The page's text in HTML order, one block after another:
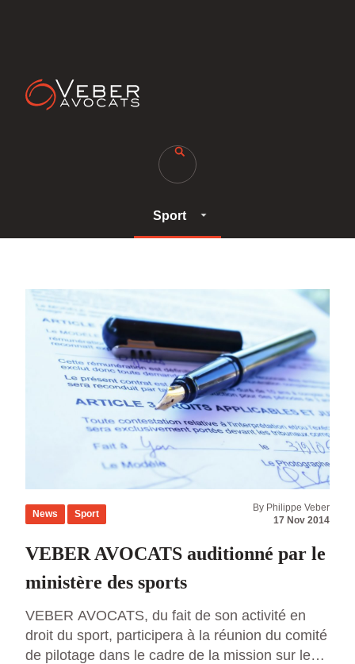
Sport
News Sport
By Philippe Veber
17 Nov 2014
VEBER AVOCATS auditionné par le
ministère des sports
VEBER AVOCATS, du fait de son activité en
droit du sport, participera à la réunion du comité
de pilotage dans le cadre de la mission sur le